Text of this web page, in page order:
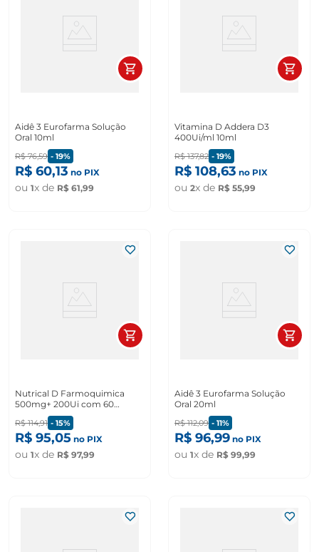
Aidê 3 Eurofarma Solução
Oral 10ml
R$ 76,59 - 19%
R$ 60,13 no PIX
ou 1x de R$ 61,99
Vitamina D Addera D3
400Ui/ml 10ml
R$ 137,82 - 19%
R$ 108,63 no PIX
ou 2x de R$ 55,99
Nutrical D Farmoquimica
500mg+ 200Ui com 60
comprimidos
R$ 114,91 - 15%
R$ 95,05 no PIX
ou 1x de R$ 97,99
Aidê 3 Eurofarma Solução
Oral 20ml
R$ 112,09 - 11%
R$ 96,99 no PIX
ou 1x de R$ 99,99